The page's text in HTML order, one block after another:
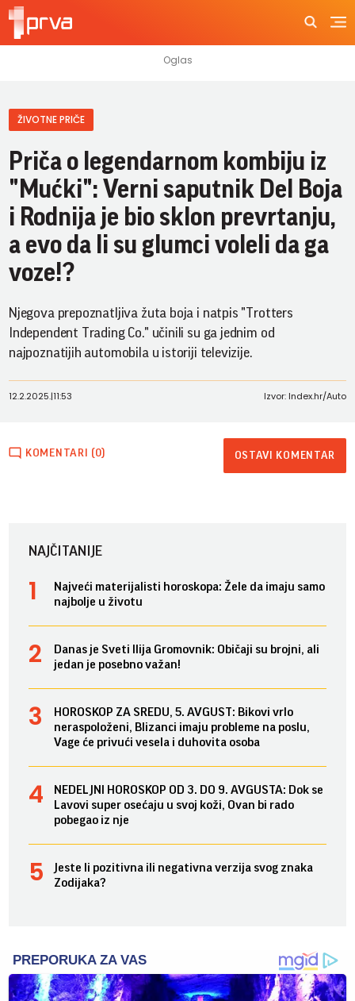
ŽIVOTNE PRIČE
Priča o legendarnom kombiju iz
"Mućki": Verni saputnik Del Boja
i Rodnija je bio sklon prevrtanju,
a evo da li su glumci voleli da ga
voze!?
Njegova prepoznatljiva žuta boja i natpis "Trotters
Independent Trading Co." učinili su ga jednim od
najpoznatijih automobila u istoriji televizije.
12.2.2025.|11:53 Izvor: Index.hr/Auto
KOMENTARI (0) OSTAVI KOMENTAR
NAJČITANIJE
Najveći materijalisti horoskopa: Žele da imaju samo
najbolje u životu
Danas je Sveti Ilija Gromovnik: Običaji su brojni, ali
jedan je posebno važan!
HOROSKOP ZA SREDU, 5. AVGUST: Bikovi vrlo
neraspoloženi, Blizanci imaju probleme na poslu,
Vage će privući vesela i duhovita osoba
NEDELJNI HOROSKOP OD 3. DO 9. AVGUSTA: Dok se
Lavovi super osećaju u svoj koži, Ovan bi rado
pobegao iz nje
Jeste li pozitivna ili negativna verzija svog znaka
Zodijaka?